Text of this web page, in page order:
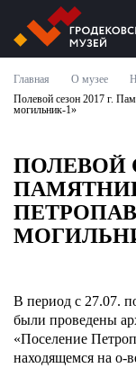
Главная О музее
Полевой сезон 2017 г.
могильник-1»
ПОЛЕВОЙ
В период с 27.07.
были проведены
«Поселение
находящемся на о-
О МУЗЕЕ
СОБЫТИЯ И
ВИЗИТ
ПАРТНЕРЫ